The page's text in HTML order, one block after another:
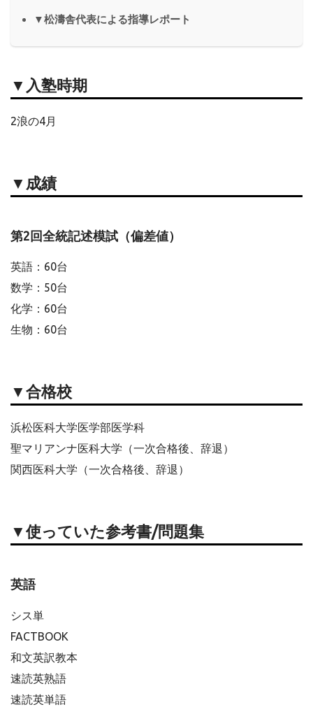
▼松濤舎代表による指導レポート
▼入塾時期
2浪の4月
▼成績
第2回全統記述模試（偏差値）
英語：60台
数学：50台
化学：60台
生物：60台
▼合格校
浜松医科大学医学部医学科
聖マリアンナ医科大学（一次合格後、辞退）
関西医科大学（一次合格後、辞退）
▼使っていた参考書/問題集
英語
シス単
FACTBOOK
和文英訳教本
速読英熟語
速読英単語